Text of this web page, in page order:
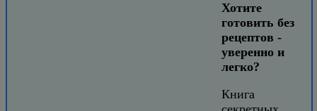
Хотите
готовить без
рецептов -
уверенно и
легко?
Книга